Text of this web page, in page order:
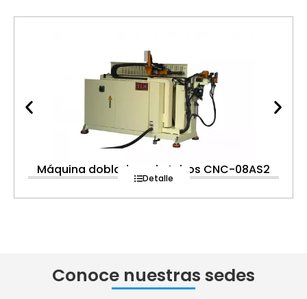
Máquina dobladora de tubos CNC-08AS2
Detalle
Conoce nuestras sedes